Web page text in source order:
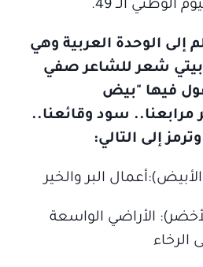
الوطني الــ 49.
إلى الوحدة العربية وهي
شعر للشاعر صفي
فيها "بيض
سود وقائعنا..
إلى التالي:
البر والخير
الأراضي الواسعة
الرخاء